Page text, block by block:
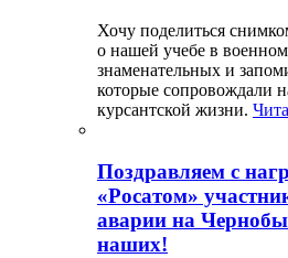
Хочу поделиться
о нашей учебе в
знаменательных и
которые сопровождали
курсантской жизни.
Поздравляем с
«Росатом»
аварии на
наших!